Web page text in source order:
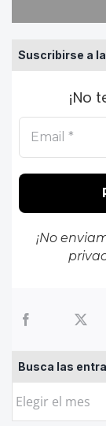
Suscribirse a
¡No
¡No
Busca las
Busca